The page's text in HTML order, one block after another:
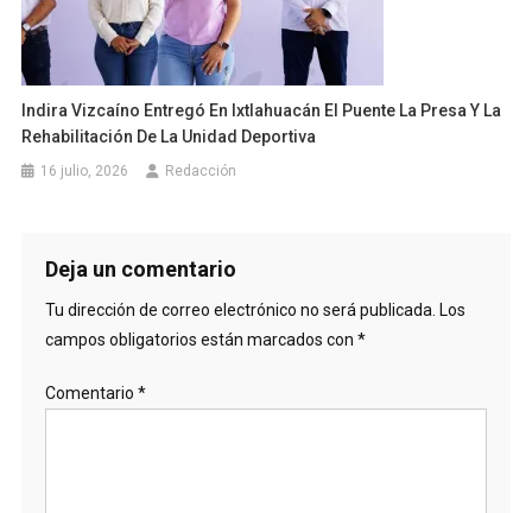
Indira Vizcaíno Entregó En Ixtlahuacán El Puente La Presa Y La
Rehabilitación De La Unidad Deportiva
16 julio, 2026 Redacción
Deja un comentario
Tu dirección de correo electrónico no será publicada. Los
campos obligatorios están marcados con *
Comentario *